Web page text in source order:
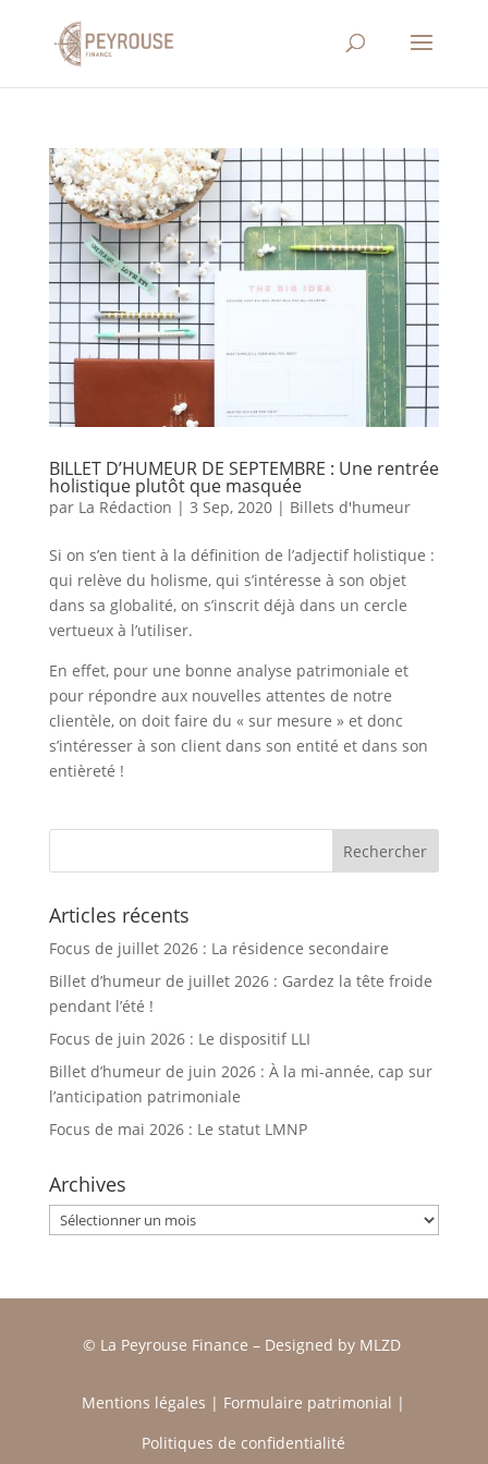
BILLET D’HUMEUR DE SEPTEMBRE : Une rentrée
holistique plutôt que masquée
par La Rédaction | 3 Sep, 2020| Billets d'humeur
Si on s’en tient à la définition de l’adjectif holistique :
qui relève du holisme, qui s’intéresse à son objet
dans sa globalité, on s’inscrit déjà dans un cercle
vertueux à l’utiliser.
En effet, pour une bonne analyse patrimoniale et
pour répondre aux nouvelles attentes de notre
clientèle, on doit faire du « sur mesure » et donc
s’intéresser à son client dans son entité et dans son
entièreté !
Articles récents
Focus de juillet 2026 : La résidence secondaire
Billet d’humeur de juillet 2026 : Gardez la tête froide
pendant l’été !
Focus de juin 2026 : Le dispositif LLI
Billet d’humeur de juin 2026 : À la mi-année, cap sur
l’anticipation patrimoniale
Focus de mai 2026 : Le statut LMNP
Archives
Archives
© La Peyrouse Finance –Designed by MLZD
Mentions légales | Formulaire patrimonial |
Politiques de confidentialité